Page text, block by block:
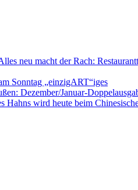
neu macht der Rach:
Sonntag „einzigART“iges
Dezember/Januar-
Hahns wird heute beim